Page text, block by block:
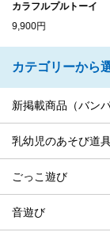
カラフルプルトーイ
9,900円
カテゴリーから
新掲載商品（バンパ
乳幼児のあそび道
ごっこ遊び
音遊び